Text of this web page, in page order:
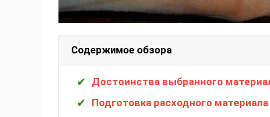
Содержимое обзора
Достоинства выбранного
Подготовка расходного материала